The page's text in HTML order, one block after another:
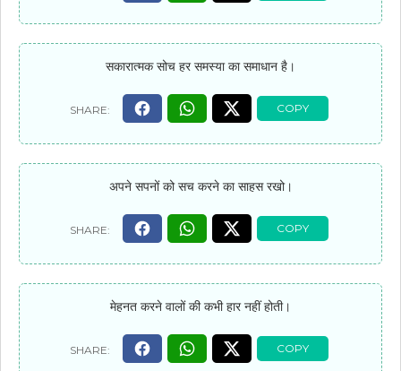
सकारात्मक सोच हर समस्या का समाधान है।
अपने सपनों को सच करने का साहस रखो।
मेहनत करने वालों की कभी हार नहीं होती।